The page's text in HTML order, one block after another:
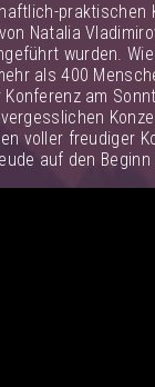
praktischen
Natalia
wurden.
als 400
am
voller freudiger
auf den